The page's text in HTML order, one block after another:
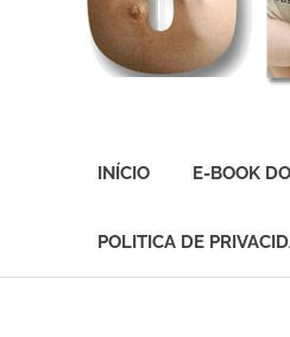
presente
INÍCIO E-BOOK
POLITICA DE